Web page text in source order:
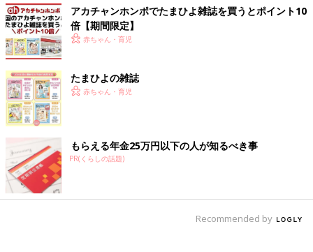
アカチャンホンポでたまひよ雑誌を買うとポイント10
倍【期間限定】
赤ちゃん・育児
たまひよの雑誌
赤ちゃん・育児
もらえる年金25万円以下の人が知るべき事
PR(くらしの話題)
Recommended by